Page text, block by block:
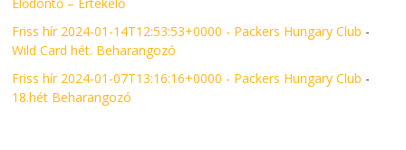
Friss hír 2024-01-14T12:53:53+0000 - Packers Hungary Club -
Wild Card hét. Beharangozó
Friss hír 2024-01-07T13:16:16+0000 - Packers Hungary Club -
18.hét Beharangozó